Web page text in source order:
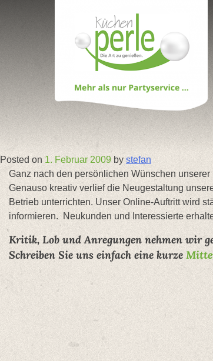
Posted on 1. Februar 2009 by stefan
Ganz nach den persönlichen Wünschen
Genauso kreativ verlief die Neugestaltung
Betrieb unterrichten. Unser Online-Auftritt wird
informieren. Neukunden und Interessierte
Kritik, Lob und Anregungen nehmen wir
Schreiben Sie uns einfach eine kurze
Beitragsnavigation